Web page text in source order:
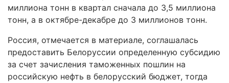
миллиона тонн в квартал сначала до 3,5 миллиона
тонн, а в октябре-декабре до 3 миллионов тонн.
Россия, отмечается в материале, соглашалась
предоставить Белоруссии определенную субсидию
за счет зачисления таможенных пошлин на
российскую нефть в белорусский бюджет, тогда